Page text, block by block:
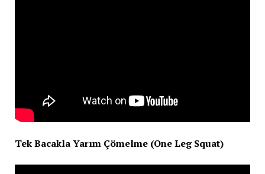
Tek Bacakla Yarım Çömelme (One Leg Squat)